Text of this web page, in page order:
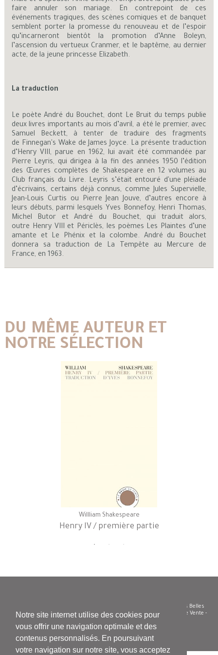
Notre site internet utilise des cookies pour
vous offrir une navigation optimale et des
contenus personnalisés. En poursuivant
votre navigation sur notre site, vous acceptez
faire annuler son mariage. En contrepoint de ces
événements tragiques, des scènes comiques et de banquet
semblent porter la promesse du renouveau et de l’espoir
qu’incarneront bientôt la promotion d’Anne Boleyn,
l’ascension du vertueux Cranmer, et le baptême, au dernier
acte, de la jeune princesse Elizabeth.
La traduction
Le poète André du Bouchet, dont Le Bruit du temps publie
deux livres importants au mois d’avril, a été le premier, avec
Samuel Beckett, à tenter de traduire des fragments
de Finnegan's Wake de James Joyce. La présente traduction
d’Henry VIII, parue en 1962, lui avait été commandée par
Pierre Leyris, qui dirigea à la fin des années 1950 l’édition
des Œuvres complètes de Shakespeare en 12 volumes au
Club français du Livre. Leyris s’était entouré d'une pléiade
d’écrivains, certains déjà connus, comme Jules Supervielle,
Jean-Louis Curtis ou Pierre Jean Jouve, d’autres encore à
leurs débuts, parmi lesquels Yves Bonnefoy, Henri Thomas,
Michel Butor et André du Bouchet, qui traduit alors,
outre Henry VIII et Périclès, les poèmes Les Plaintes d’une
amante et Le Phénix et la colombe. André du Bouchet
donnera sa traduction de La Tempête au Mercure de
France, en 1963.
DU MÊME AUTEUR ET
NOTRE SÉLECTION
Willliam Shakespeare
Henry IV / première partie
© Le Bruit du temps - Siren 504 585 332 - Diffusion/distribution : Les Belles
Lettres - Tel. 01 43 29 62 50 -Nous contacter-Conditions Générales de Vente -
Vie privée et confidentialité - Cookies